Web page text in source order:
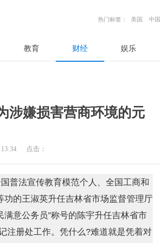
热门标签： 美国 中国
教育 财经 娱乐
涉嫌损害营商环境的元
点击：
普法宣传教育模范个人、全国工商和
的王淑英升任吉林省市场监督管理厅
意公务员”称号的陈宇升任吉林省市
注册处工作。凭什么?难道就是凭着对